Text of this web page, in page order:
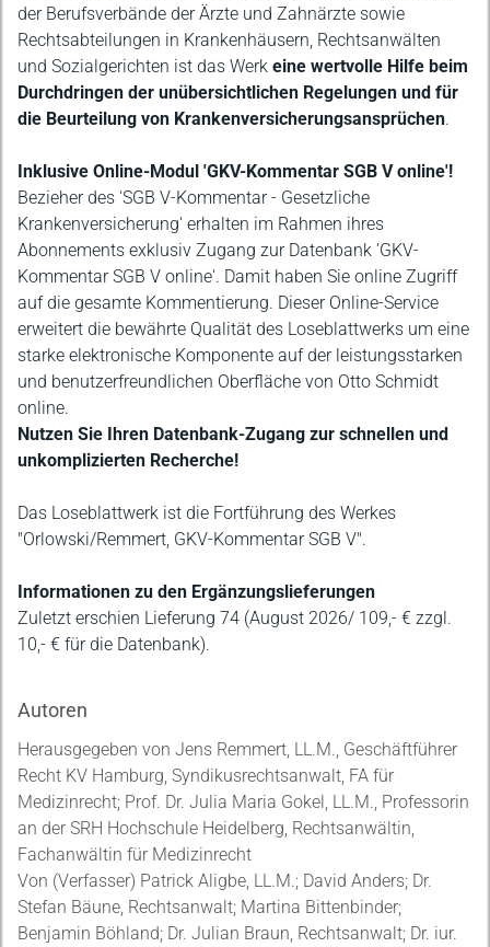
der Berufsverbände der Ärzte und Zahnärzte sowie
Rechtsabteilungen in Krankenhäusern, Rechtsanwälten
und Sozialgerichten ist das Werk eine wertvolle Hilfe beim
Durchdringen der unübersichtlichen Regelungen und für
die Beurteilung von Krankenversicherungsansprüchen.
Inklusive Online-Modul 'GKV-Kommentar SGB V online'!
Bezieher des 'SGB V-Kommentar - Gesetzliche
Krankenversicherung' erhalten im Rahmen ihres
Abonnements exklusiv Zugang zur Datenbank 'GKV-
Kommentar SGB V online'. Damit haben Sie online Zugriff
auf die gesamte Kommentierung. Dieser Online-Service
erweitert die bewährte Qualität des Loseblattwerks um eine
starke elektronische Komponente auf der leistungsstarken
und benutzerfreundlichen Oberfläche von Otto Schmidt
online.
Nutzen Sie Ihren Datenbank-Zugang zur schnellen und
unkomplizierten Recherche!
Das Loseblattwerk ist die Fortführung des Werkes
"Orlowski/Remmert, GKV-Kommentar SGB V".
Informationen zu den Ergänzungslieferungen
Zuletzt erschien Lieferung 74 (August 2026/ 109,- € zzgl.
10,- € für die Datenbank).
Autoren
Herausgegeben von Jens Remmert, LL.M., Geschäftführer
Recht KV Hamburg, Syndikusrechtsanwalt, FA für
Medizinrecht; Prof. Dr. Julia Maria Gokel, LL.M., Professorin
an der SRH Hochschule Heidelberg, Rechtsanwältin,
Fachanwältin für Medizinrecht
Von (Verfasser) Patrick Aligbe, LL.M.; David Anders; Dr.
Stefan Bäune, Rechtsanwalt; Martina Bittenbinder;
Benjamin Böhland; Dr. Julian Braun, Rechtsanwalt; Dr. iur.